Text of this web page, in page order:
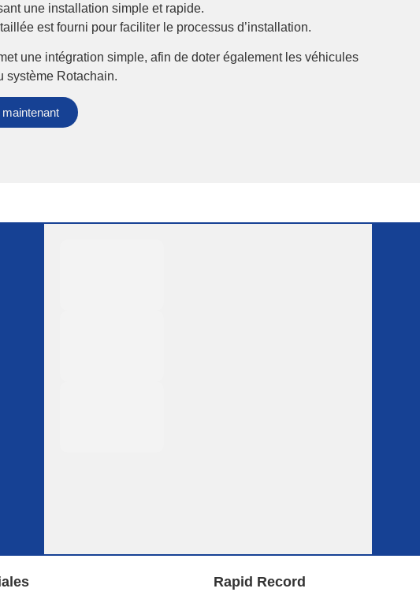
une installation simple et rapide.
est fourni pour faciliter le processus d’installation.
une intégration simple, afin de doter également les véhicules
système Rotachain.
Rapid Record